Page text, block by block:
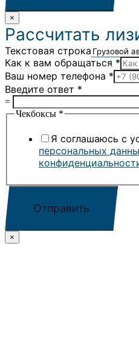
×
Рассчитать
Текстовая строка
Как к вам обращаться *
Ваш номер телефона *
Введите ответ *
=
Чекбоксы *
Я соглашаюсь с
персональных
Отправить
×